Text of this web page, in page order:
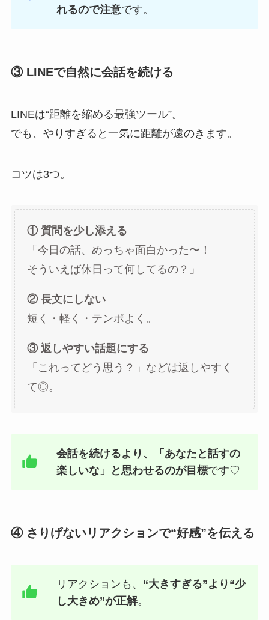
れるので注意です。
③ LINEで自然に会話を続ける
LINEは“距離を縮める最強ツール”。
でも、やりすぎると一気に距離が遠のきます。
コツは3つ。
① 質問を少し添える
「今日の話、めっちゃ面白かった〜！
そういえば休日って何してるの？」
② 長文にしない
短く・軽く・テンポよく。
③ 返しやすい話題にする
「これってどう思う？」などは返しやすく
て◎。
会話を続けるより、「あなたと話すの
楽しいな」と思わせるのが目標です♡
④ さりげないリアクションで“好感”を伝える
リアクションも、 “大きすぎる”より“少
し大きめ”が正解。